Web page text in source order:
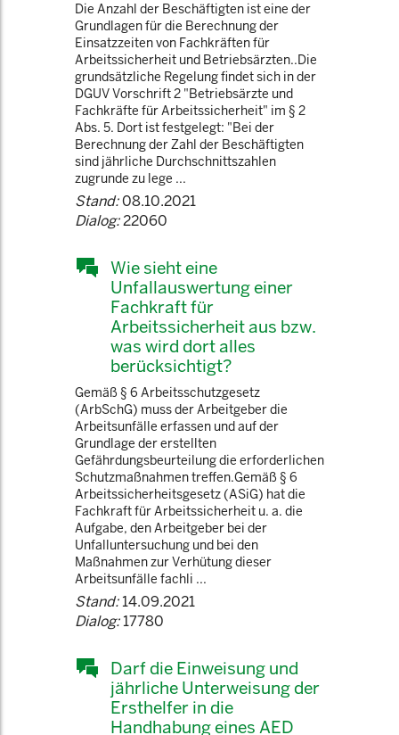
Die Anzahl der Beschäftigten ist eine der
Grundlagen für die Berechnung der
Einsatzzeiten von Fachkräften für
Arbeitssicherheit und Betriebsärzten..Die
grundsätzliche Regelung findet sich in der
DGUV Vorschrift 2 "Betriebsärzte und
Fachkräfte für Arbeitssicherheit" im § 2
Abs. 5. Dort ist festgelegt: "Bei der
Berechnung der Zahl der Beschäftigten
sind jährliche Durchschnittszahlen
zugrunde zu lege ...
Stand:08.10.2021
Dialog:22060
Wie sieht eine
Unfallauswertung einer
Fachkraft für
Arbeitssicherheit aus bzw.
was wird dort alles
berücksichtigt?
Gemäß § 6 Arbeitsschutzgesetz
(ArbSchG) muss der Arbeitgeber die
Arbeitsunfälle erfassen und auf der
Grundlage der erstellten
Gefährdungsbeurteilung die erforderlichen
Schutzmaßnahmen treffen.Gemäß § 6
Arbeitssicherheitsgesetz (ASiG) hat die
Fachkraft für Arbeitssicherheit u. a. die
Aufgabe, den Arbeitgeber bei der
Unfalluntersuchung und bei den
Maßnahmen zur Verhütung dieser
Arbeitsunfälle fachli ...
Stand:14.09.2021
Dialog:17780
Darf die Einweisung und
jährliche Unterweisung der
Ersthelfer in die
Handhabung eines AED